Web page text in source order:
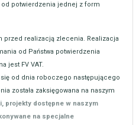
potwierdzenia jednej z form
przed realizacją zlecenia. Realizacja
od Państwa potwierdzenia
jest FV VAT.
od dnia roboczego następującego
została zaksięgowana na naszym
projekty dostępne w naszym
na specjalne